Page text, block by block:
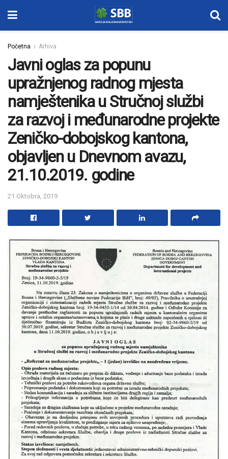
Početna Arhiva
Javni oglas za popunu
upražnjenog radnog mjesta
namještenika u Stručnoj službi
za razvoj i međunarodne projekte
Zeničko-dobojskog kantona,
objavljen u Dnevnom avazu,
21.10.2019. godine
21 Oktobra, 2019